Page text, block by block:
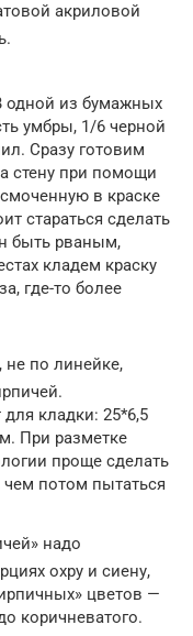
акриловой
одной из бумажных
умбры, 1/6 черной
Сразу готовим
стену при помощи
в краске
стараться сделать
быть рваным,
кладем краску
где-то более
по линейке,
кладки: 25*6,5
При разметке
проще сделать
чем потом пытаться
надо
охру и сиену,
цветов —
коричневатого.